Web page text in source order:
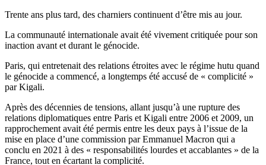
Trente ans plus tard, des charniers continuent d’être mis au jour.
La communauté internationale avait été vivement critiquée pour son
inaction avant et durant le génocide.
Paris, qui entretenait des relations étroites avec le régime hutu quand
le génocide a commencé, a longtemps été accusé de « complicité »
par Kigali.
Après des décennies de tensions, allant jusqu’à une rupture des
relations diplomatiques entre Paris et Kigali entre 2006 et 2009, un
rapprochement avait été permis entre les deux pays à l’issue de la
mise en place d’une commission par Emmanuel Macron qui a
conclu en 2021 à des « responsabilités lourdes et accablantes » de la
France, tout en écartant la complicité.